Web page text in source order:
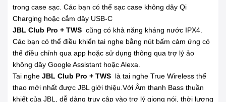
trong case sạc. Các bạn có thể sạc case không dây Qi
Charging hoặc cắm dây USB-C
JBL Club Pro + TWS cũng có khả năng kháng nước IPX4.
Các bạn có thể điều khiển tai nghe bằng nút bấm cảm ứng có
thể điều chỉnh qua app hoặc sử dụng thông qua trợ lý ảo
không dây Google Assistant hoặc Alexa.
Tai nghe JBL Club Pro + TWS là tai nghe True Wireless thể
thao mới nhất được JBL giới thiệu.Với Âm thanh Bass thuần
khiết của JBL, dễ dàng truy cập vào trợ lý giọng nói, thời lượng